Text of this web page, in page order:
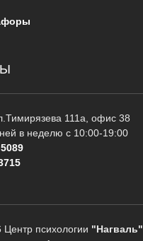
111а, офис 38
в неделю с 10:00-19:00
психологии "Нагваль"